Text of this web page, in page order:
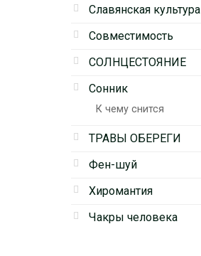
Славянская культура
Совместимость
СОЛНЦЕСТОЯНИЕ
Сонник
К чему снится
ТРАВЫ ОБЕРЕГИ
Фен-шуй
Хиромантия
Чакры человека